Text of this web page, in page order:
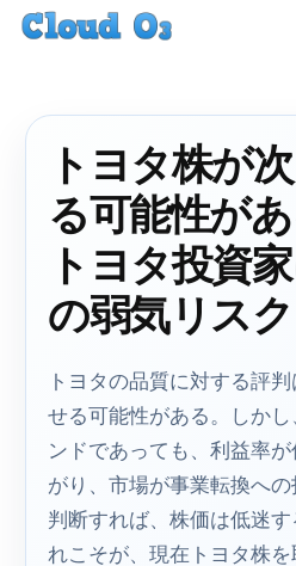
トヨタ株が
る可能性があ
トヨタ投資
の弱気リスク
トヨタの品質に対する評
せる可能性がある。しか
ンドであっても、利益率
がり、市場が事業転換へ
判断すれば、株価は低迷
れこそが、現在トヨタ株